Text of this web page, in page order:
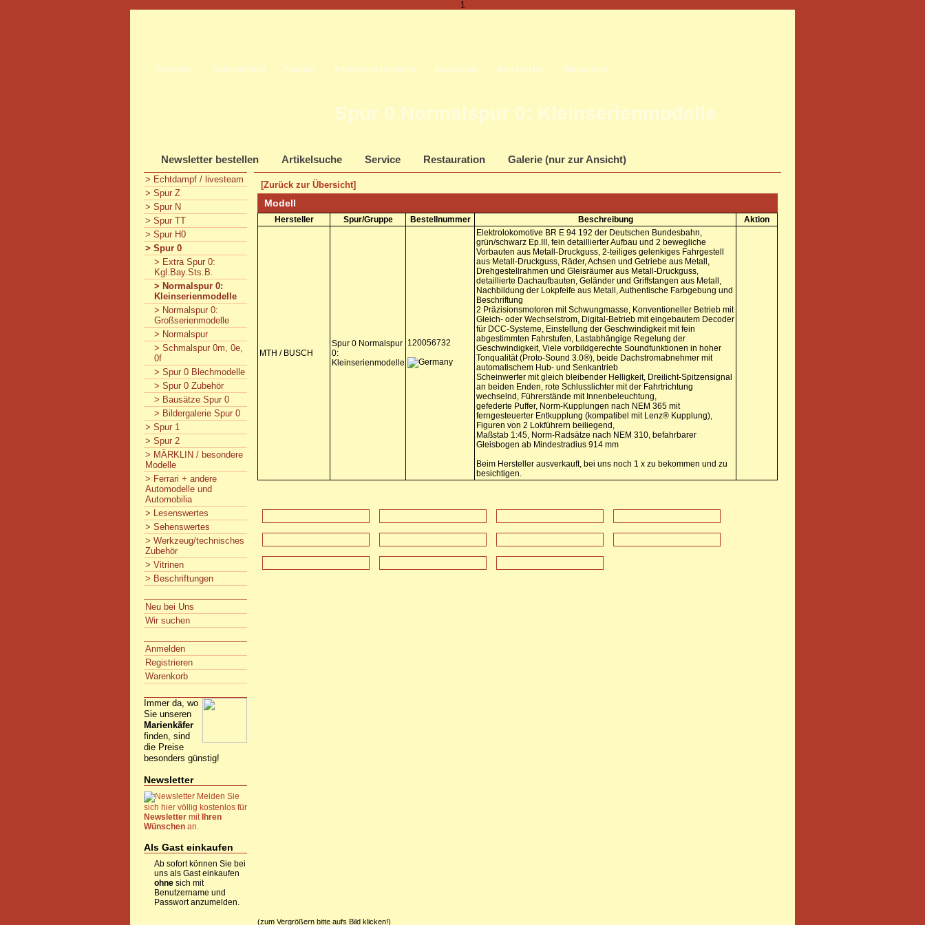
1
Startseite Unternehmen Kontakt Allgemeine Hinweise Impressum Neu bei Uns Wir suchen
Spur 0 Normalspur 0: Kleinserienmodelle
Newsletter bestellen Artikelsuche Service Restauration Galerie (nur zur Ansicht)
> Echtdampf / livesteam
> Spur Z
> Spur N
> Spur TT
> Spur H0
> Spur 0
> Extra Spur 0:
Kgl.Bay.Sts.B.
> Normalspur 0:
Kleinserienmodelle
> Normalspur 0:
Großserienmodelle
> Normalspur
> Schmalspur 0m, 0e,
0f
> Spur 0 Blechmodelle
> Spur 0 Zubehör
> Bausätze Spur 0
> Bildergalerie Spur 0
> Spur 1
> Spur 2
> MÄRKLIN / besondere
Modelle
> Ferrari + andere
Automodelle und
Automobilia
> Lesenswertes
> Sehenswertes
> Werkzeug/technisches
Zubehör
> Vitrinen
> Beschriftungen
Neu bei Uns
Wir suchen
Anmelden
Registrieren
Warenkorb
Immer da, wo
Sie unseren
Marienkäfer
finden, sind
die Preise
besonders günstig!
Newsletter
Melden Sie
sich hier völlig kostenlos für
Newsletter mit Ihren
Wünschen an.
Als Gast einkaufen
Ab sofort können Sie bei
uns als Gast einkaufen
ohne sich mit
Benutzername und
Passwort anzumelden.
[Zurück zur Übersicht]
Modell
Hersteller Spur/Gruppe Bestellnummer Beschreibung Aktion
MTH / BUSCH
Spur 0 Normalspur
0:
Kleinserienmodelle
120056732
Elektrolokomotive BR E 94 192 der Deutschen Bundesbahn,
grün/schwarz Ep.III, fein detaillierter Aufbau und 2 bewegliche
Vorbauten aus Metall-Druckguss, 2-teiliges gelenkiges Fahrgestell
aus Metall-Druckguss, Räder, Achsen und Getriebe aus Metall,
Drehgestellrahmen und Gleisräumer aus Metall-Druckguss,
detaillierte Dachaufbauten, Geländer und Griffstangen aus Metall,
Nachbildung der Lokpfeife aus Metall, Authentische Farbgebung und
Beschriftung
2 Präzisionsmotoren mit Schwungmasse, Konventioneller Betrieb mit
Gleich- oder Wechselstrom, Digital-Betrieb mit eingebautem Decoder
für DCC-Systeme, Einstellung der Geschwindigkeit mit fein
abgestimmten Fahrstufen, Lastabhängige Regelung der
Geschwindigkeit, Viele vorbildgerechte Soundfunktionen in hoher
Tonqualität (Proto-Sound 3.0®), beide Dachstromabnehmer mit
automatischem Hub- und Senkantrieb
Scheinwerfer mit gleich bleibender Helligkeit, Dreilicht-Spitzensignal
an beiden Enden, rote Schlusslichter mit der Fahrtrichtung
wechselnd, Führerstände mit Innenbeleuchtung,
gefederte Puffer, Norm-Kupplungen nach NEM 365 mit
ferngesteuerter Entkupplung (kompatibel mit Lenz® Kupplung),
Figuren von 2 Lokführern beiliegend,
Maßstab 1:45, Norm-Radsätze nach NEM 310, befahrbarer
Gleisbogen ab Mindestradius 914 mm
Beim Hersteller ausverkauft, bei uns noch 1 x zu bekommen und zu
besichtigen.
(zum Vergrößern bitte aufs Bild klicken!)